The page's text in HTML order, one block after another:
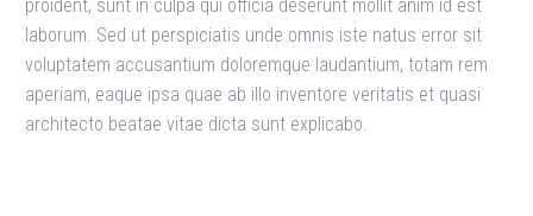
proident, sunt in culpa qui officia deserunt mollit anim id est
laborum. Sed ut perspiciatis unde omnis iste natus error sit
voluptatem accusantium doloremque laudantium, totam rem
aperiam, eaque ipsa quae ab illo inventore veritatis et quasi
architecto beatae vitae dicta sunt explicabo.